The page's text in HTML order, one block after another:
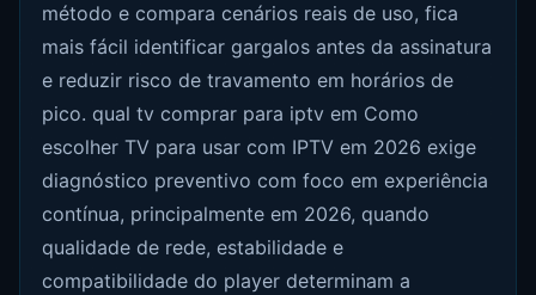
método e compara cenários reais de uso, fica
mais fácil identificar gargalos antes da assinatura
e reduzir risco de travamento em horários de
pico. qual tv comprar para iptv em Como
escolher TV para usar com IPTV em 2026 exige
diagnóstico preventivo com foco em experiência
contínua, principalmente em 2026, quando
qualidade de rede, estabilidade e
compatibilidade do player determinam a